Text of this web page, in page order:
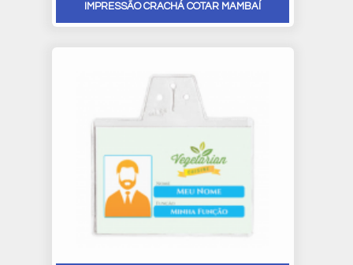
IMPRESSÃO CRACHÁ COTAR MAMBAÍ